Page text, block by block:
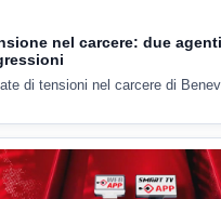
nel carcere: due
di tensioni nel carcere di